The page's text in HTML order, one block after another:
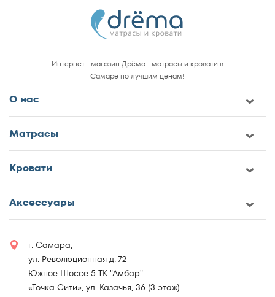
Интернет - магазин Дрёма - матрасы и кровати в
Самаре по лучшим ценам!
О нас
Матрасы
Кровати
Аксессуары
г. Самара,
ул. Революционная д. 72
Южное Шоссе 5 ТК "Амбар"
«Точка Сити», ул. Казачья, 36 (3 этаж)